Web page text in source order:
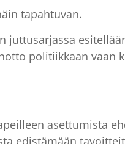
tapahtuvan.
juttusarjassa
politiikkaan vaan
asettumista
edistämään